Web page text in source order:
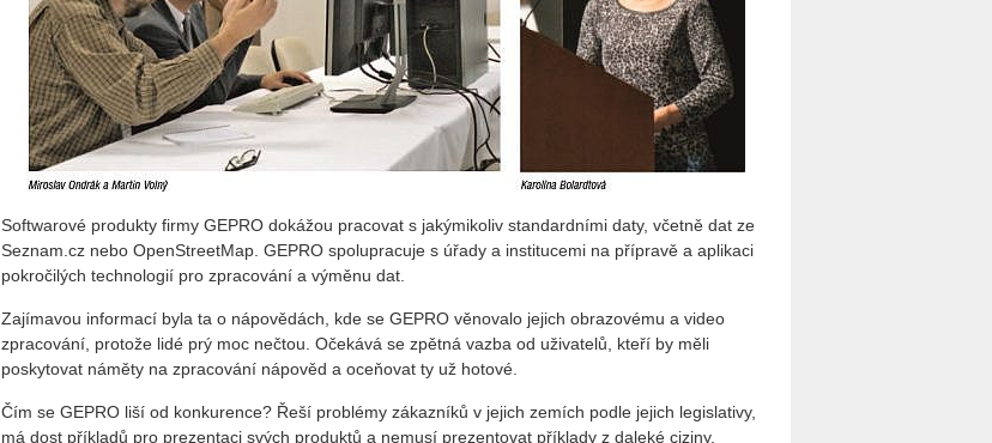
Softwarové produkty firmy GEPRO dokážou pracovat s jakýmikoliv standardními daty, včetně dat ze
Seznam.cz nebo OpenStreetMap. GEPRO spolupracuje s úřady a institucemi na přípravě a aplikaci
pokročilých technologií pro zpracování a výměnu dat.
Zajímavou informací byla ta o nápovědách, kde se GEPRO věnovalo jejich obrazovému a video
zpracování, protože lidé prý moc nečtou. Očekává se zpětná vazba od uživatelů, kteří by měli
poskytovat náměty na zpracování nápověd a oceňovat ty už hotové.
Čím se GEPRO liší od konkurence? Řeší problémy zákazníků v jejich zemích podle jejich legislativy,
má dost příkladů pro prezentaci svých produktů a nemusí prezentovat příklady z daleké ciziny.